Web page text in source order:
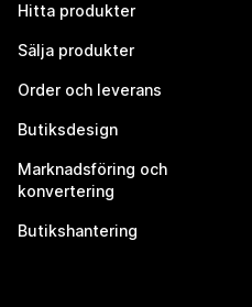
Hitta produkter
Sälja produkter
Order och leverans
Butiksdesign
Marknadsföring och
konvertering
Butikshantering